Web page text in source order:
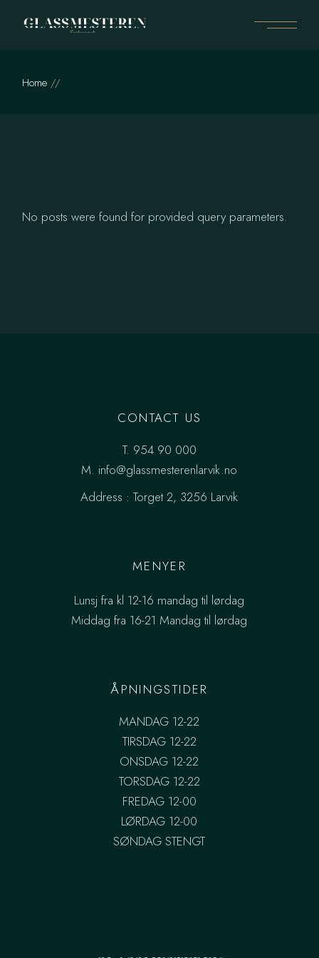
Home
No posts were found for provided query parameters.
CONTACT US
T. 954 90 000
M. info@glassmesterenlarvik.no
Address :Torget 2, 3256 Larvik
MENYER
Lunsj fra kl 12-16 mandag til lørdag
Middag fra 16-21 Mandag til lørdag
ÅPNINGSTIDER
MANDAG 12-22
TIRSDAG 12-22
ONSDAG 12-22
TORSDAG 12-22
FREDAG 12-00
LØRDAG 12-00
SØNDAG STENGT